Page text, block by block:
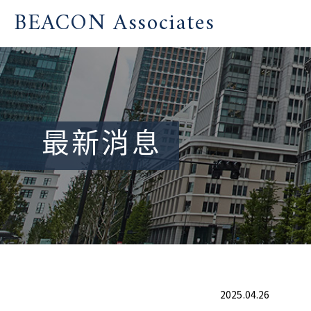
BEACON Associates
最新消息
2025.04.26